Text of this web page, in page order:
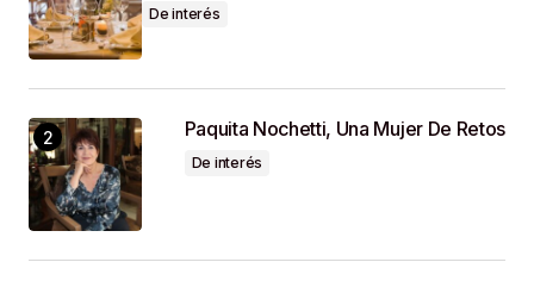
Guardar Mi Nombre, Correo Electrónico Y Sitio
Web En Este Navegador Para La Próxima Vez
Que Haga Un Comentario.
SUBMIT COMMENT
De interés
Paquita Nochetti, Una Mujer De Retos
De interés